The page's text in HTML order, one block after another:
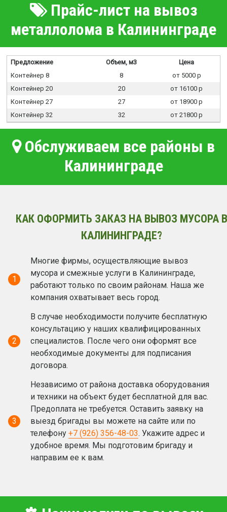
Прайс-лист на вывоз
металлолома в Калининграде
Предложение Объем, м3
Цена
Контейнер 8
8
от 5000 р
Контейнер 20
20
от 16100 р
Контейнер 27
27
от 18900 р
Контейнер 32
32 от 21800 р
Обслуживаем все районы в
Калининграде
КАК ОФОРМИТЬ ЗАКАЗ НА ВЫВОЗ МУСОРА В
КАЛИНИНГРАДЕ?
1
Многие фирмы, осуществляющие вывоз
мусора и смежные услуги в Калининграде,
работают только по своим районам. Наша же
компания охватывает весь город.
2
В случае необходимости получите бесплатную
консультацию у наших квалифицированных
специалистов. После чего они оформят все
необходимые документы для подписания
договора.
3
Независимо от района доставка оборудования
и техники на объект будет бесплатной для вас.
Предоплата не требуется. Оставить заявку на
выезд бригады вы можете на сайте или по
телефону +7 (926) 356-48-03. Укажите адрес и
удобное время. Мы подготовим бригаду и
направим ее к вам.